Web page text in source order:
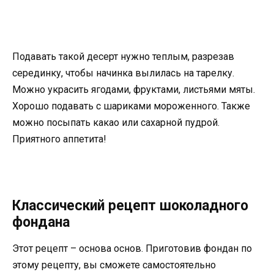
Подавать такой десерт нужно теплым, разрезав
серединку, чтобы начинка вылилась на тарелку.
Можно украсить ягодами, фруктами, листьями мяты.
Хорошо подавать с шариками мороженного. Также
можно посыпать какао или сахарной пудрой.
Приятного аппетита!
Классический рецепт шоколадного
фондана
Этот рецепт – основа основ. Приготовив фондан по
этому рецепту, вы сможете самостоятельно